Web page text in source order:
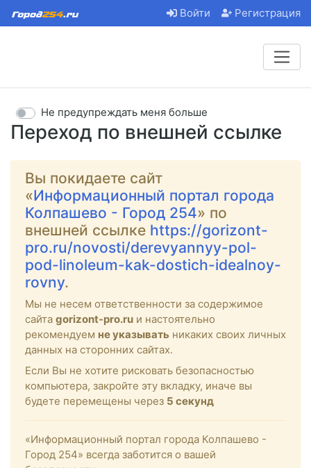
Войти Регистрация
Переход по внешней ссылке
Не предупреждать меня больше
Вы покидаете сайт
«Информационный портал города
Колпашево - Город 254» по
внешней ссылке https://gorizont-
pro.ru/novosti/derevyannyy-pol-
pod-linoleum-kak-dostich-idealnoy-
rovny.
Мы не несем ответственности за содержимое
сайта gorizont-pro.ru и настоятельно
рекомендуем не указывать никаких своих личных
данных на сторонних сайтах.
Если Вы не хотите рисковать безопасностью
компьютера, закройте эту вкладку, иначе вы
будете перемещены через 5 секунд
«Информационный портал города Колпашево -
Город 254» всегда заботится о вашей